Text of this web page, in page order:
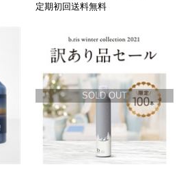
定期初回送料無料
SOLD OUT